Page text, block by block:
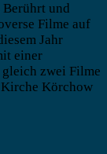
und
Filme auf
Jahr
einer
gleich zwei Filme
Kirche Körchow